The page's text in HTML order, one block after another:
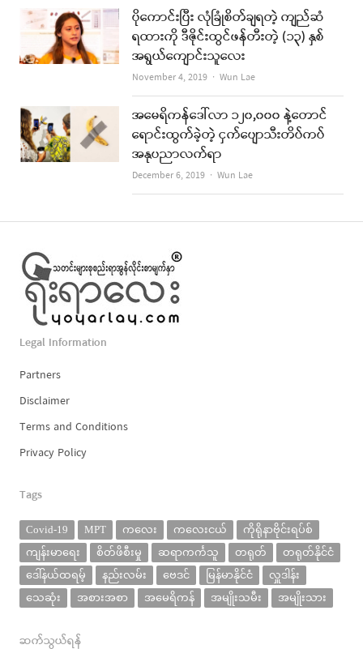
ပိုကောင်းပြီး လုံခြုံစိတ်ချရတဲ့ ကျည်ဆံ
ရထားကို ဒီဇိုင်းထွင်ဖန်တီးတဲ့ (၁၃) နှစ်
အရွယ်ကျောင်းသူလေး
November 4, 2019 Author
Wun Lae
အမေရိကန်ဒေါ်လာ ၁၂၀,၀၀၀ နဲ့တောင်
ရောင်းထွက်ခဲ့တဲ့ ငှက်ပျောသီးတိပ်ကပ်
အနုပညာလက်ရာ
December 6, 2019 Author
Wun Lae
Legal Information
Partners
Disclaimer
Terms and Conditions
Privacy Policy
Tags
Covid-19 MPT ကလေး ကလေးငယ်
ကိုရိုနာဗိုင်းရပ်စ်
ကျန်းမာရေး
စိတ်ဖိစီးမှု ဆရာကင်္ကသူ တရုတ်
တရုတ်နိုင်ငံ
ဒေါ်နယ်ထရမ့်
နည်းလမ်း ဗေဒင် မြန်မာနိုင်ငံ
လှူဒါန်း
သေဆုံး
အစားအစာ အမေရိကန် အမျိုးသမီး အမျိုးသား
ဆက်သွယ်ရန်